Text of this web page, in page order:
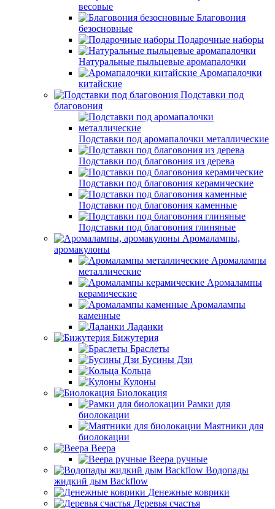
весовые
Благовония
безосновные
Подарочные наборы
Натуральные пыльцевые аромапалочки
Аромапалочки
китайские
Подставки под
благовония
Подставки под аромапалочки металлические
Подставки под благовония из дерева
Подставки под благовония керамические
Подставки под благовония каменные
Подставки под благовония глиняные
Аромалампы,
аромакулоны
Аромалампы
металлические
Аромалампы
керамические
Аромалампы
каменные
Ладанки
Бижутерия
Браслеты
Бусины Дзи
Кольца
Кулоны
Биолокация
Рамки для
биолокации
Маятники для
биолокации
Веера
Веера ручные
Водопады
жидкий дым Backflow
Денежные коврики
Деревья счастья